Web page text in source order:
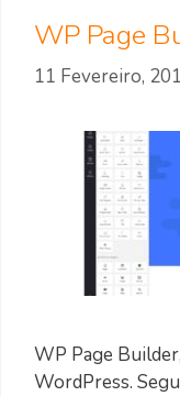
WP Page
11 Fevereiro,
WP Page
WordPress.